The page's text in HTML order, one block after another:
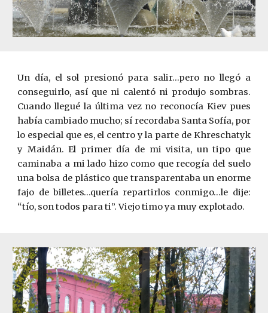
Un día, el sol presionó para salir…pero no llegó a
conseguirlo, así que ni calentó ni produjo sombras.
Cuando llegué la última vez no reconocía Kiev pues
había cambiado mucho; sí recordaba Santa Sofía, por
lo especial que es, el centro y la parte de Khreschatyk
y Maidán. El primer día de mi visita, un tipo que
caminaba a mi lado hizo como que recogía del suelo
una bolsa de plástico que transparentaba un enorme
fajo de billetes…quería repartirlos conmigo…le dije:
“tío, son todos para ti”. Viejo timo ya muy explotado.